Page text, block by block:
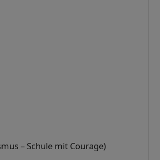
– Schule mit Courage)